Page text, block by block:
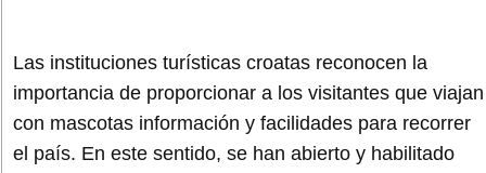
Las instituciones turísticas croatas reconocen la
importancia de proporcionar a los visitantes que viajan
con mascotas información y facilidades para recorrer
el país. En este sentido, se han abierto y habilitado